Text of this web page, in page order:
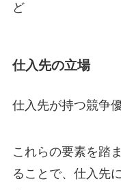
ど
仕入先の立場
仕入先が持つ競争
これらの要素を踏
ることで、仕入先